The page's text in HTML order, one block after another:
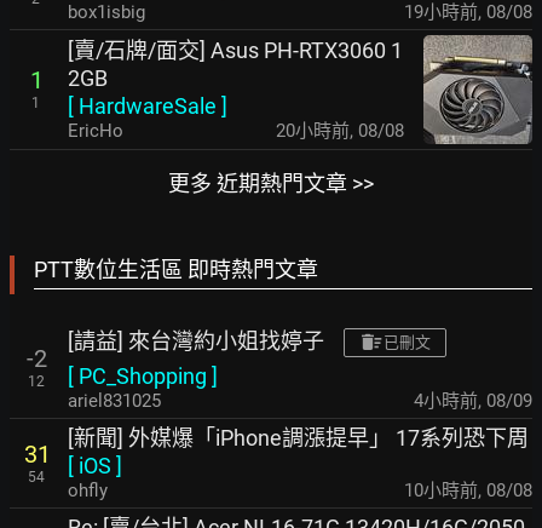
box1isbig 19小時前, 08/08
1
1
[賣/石牌/面交] Asus PH-RTX3060 1
2GB
[ HardwareSale ]
EricHo 20小時前, 08/08
更多 近期熱門文章 >>
PTT數位生活區 即時熱門文章
-2
12
[請益] 來台灣約小姐找婷子 已刪文
[ PC_Shopping ]
ariel831025 5小時前, 08/09
31
54
[新聞] 外媒爆「iPhone調漲提早」 17系列恐下周
[ iOS ]
ohfly 10小時前, 08/08